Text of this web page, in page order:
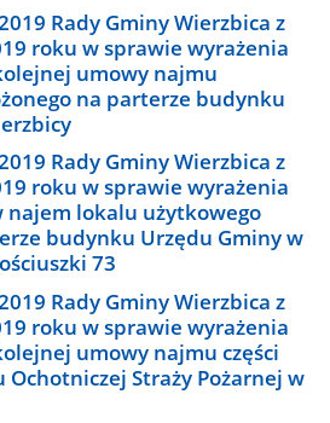
Rady Gminy Wierzbica z
roku w sprawie wyrażenia
umowy najmu
na parterze budynku
Rady Gminy Wierzbica z
roku w sprawie wyrażenia
najem lokalu użytkowego
budynku Urzędu Gminy w
73
Rady Gminy Wierzbica z
roku w sprawie wyrażenia
umowy najmu części
Straży Pożarnej w